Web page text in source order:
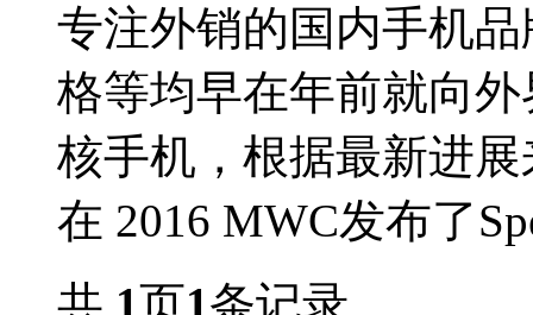
专注外销的国内手机品
格等均早在年前就向
核手机，根据最新进
在 2016 MWC发布了
共 1页1条记录